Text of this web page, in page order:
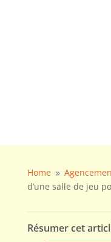
Home 9
d’une salle de jeu
Résumer cet